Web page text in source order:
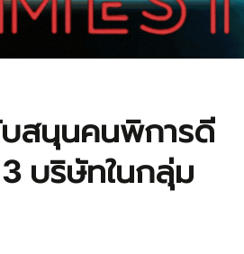
บสนุนคนพิการดี
บริษัทในกลุ่ม